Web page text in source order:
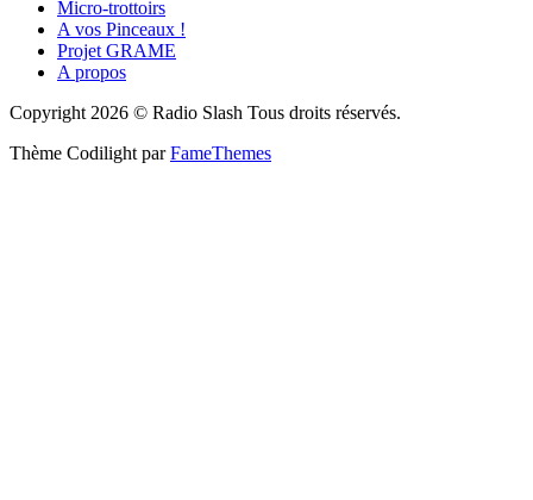
Micro-trottoirs
A vos Pinceaux !
Projet GRAME
A propos
Copyright 2026 © Radio Slash Tous droits réservés.
Thème Codilight parFameThemes